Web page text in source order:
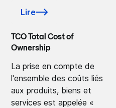
Lire
TCO Total Cost of
Ownership
La prise en compte de
l'ensemble des coûts liés
aux produits, biens et
services est appelée «